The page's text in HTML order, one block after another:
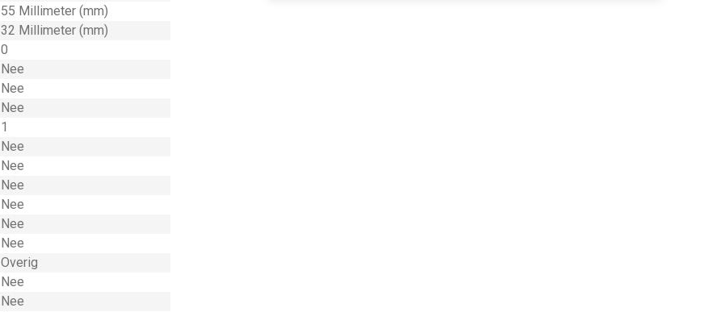
55 Millimeter (mm)
32 Millimeter (mm)
0
Nee
Nee
Nee
1
Nee
Nee
Nee
Nee
Nee
Nee
Overig
Nee
Nee